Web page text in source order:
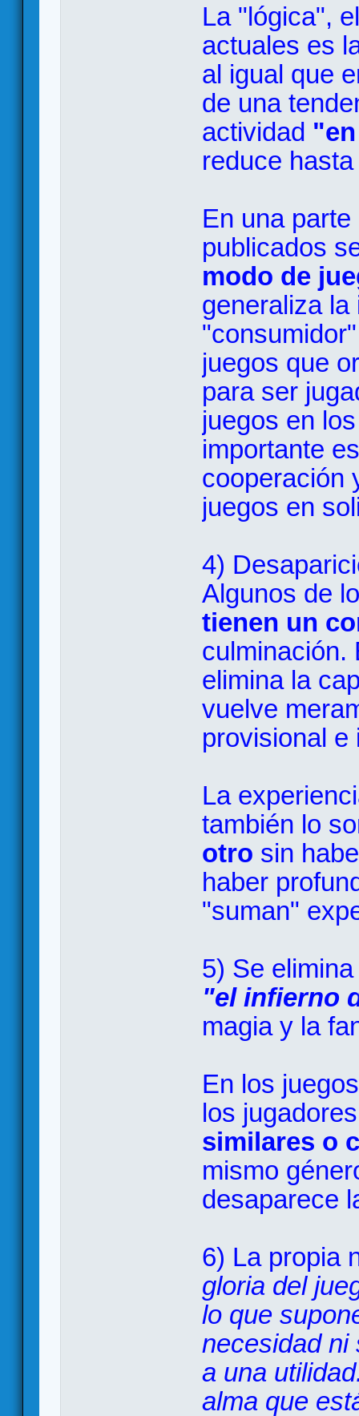
La "lógica",
actuales es
al igual que
de una
actividad
reduce
En una
publicados
modo de
generaliza
juegos que
para ser
juegos en
importante
cooperación
juegos en
4)
Algunos de
tienen un
culminación.
elimina la
vuelve
provisional e
La
también lo
otro sin
haber
"suman"
5) Se
"el infierno
magia y la
En los
los
similares o
mismo
desaparece
6) La propia
gloria del
lo que
necesidad ni
a una
alma que